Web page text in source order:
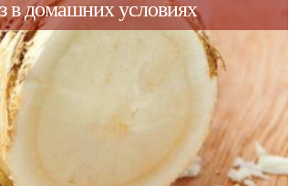
в домашних условиях